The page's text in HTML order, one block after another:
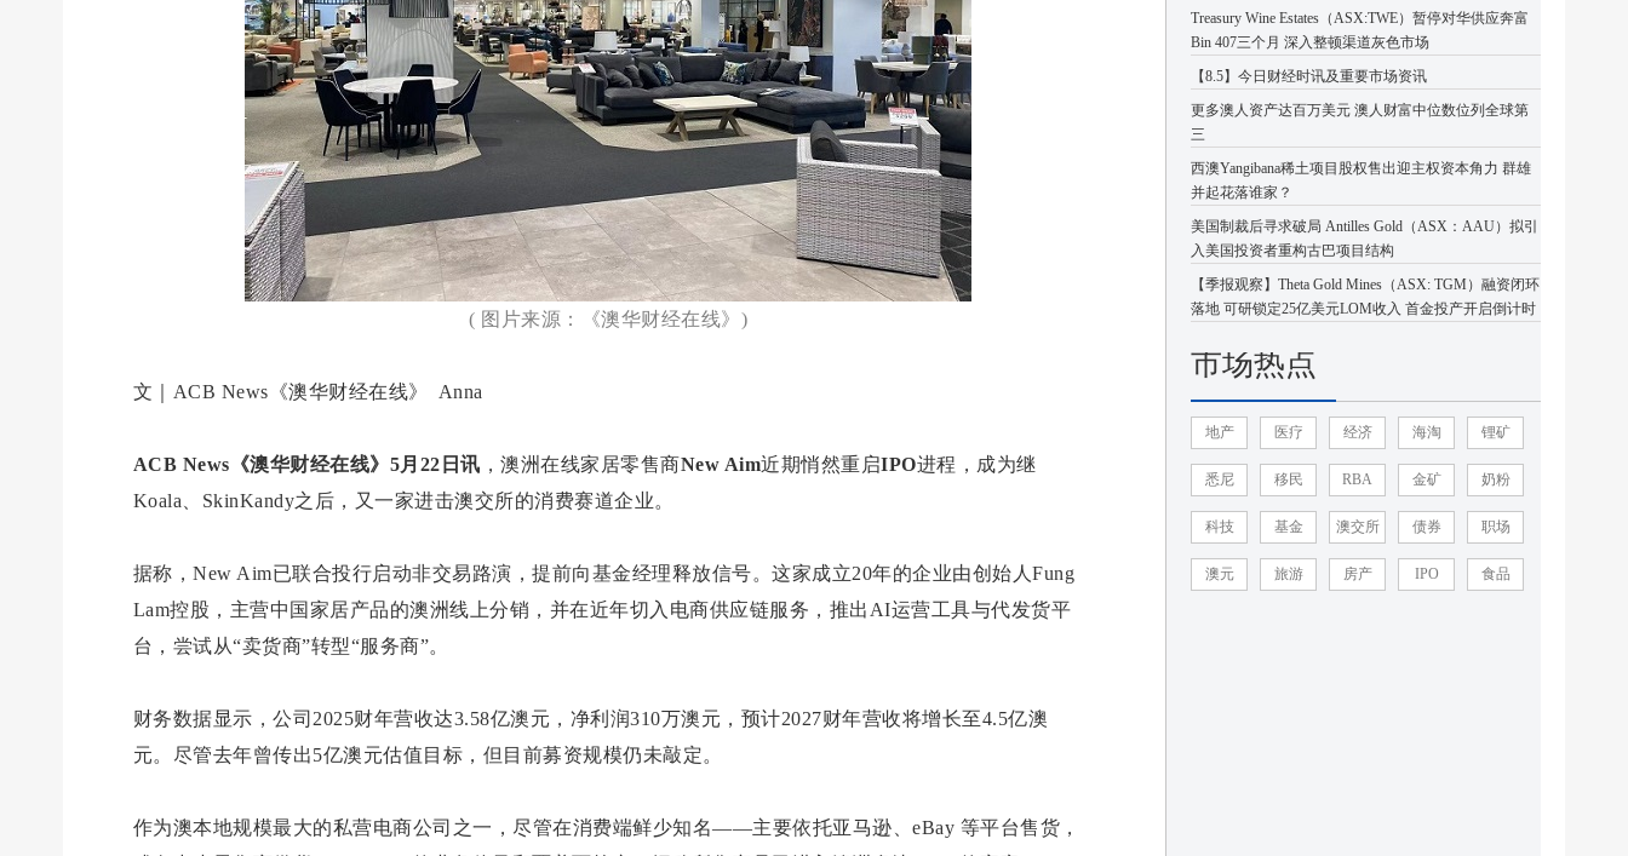
( 图片来源：《澳华财经在线》)
文｜ACB News《澳华财经在线》 Anna
ACB News《澳华财经在线》5月22日讯 ，澳洲在线家居零售商New Aim近期悄然重启IPO进程，成为继
Koala、SkinKandy之后，又一家进击澳交所的消费赛道企业。
据称，New Aim已联合投行启动非交易路演，提前向基金经理释放信号。这家成立20年的企业由创始人Fung
Lam控股，主营中国家居产品的澳洲线上分销，并在近年切入电商供应链服务，推出AI运营工具与代发货平
台，尝试从“卖货商”转型“服务商”。
财务数据显示，公司2025财年营收达3.58亿澳元，净利润310万澳元，预计2027财年营收将增长至4.5亿澳
元。尽管去年曾传出5亿澳元估值目标，但目前募资规模仍未敲定。
作为澳本地规模最大的私营电商公司之一，尽管在消费端鲜少知名——主要依托亚马逊、eBay 等平台售货，
Treasury Wine Estates（ASX:TWE）暂停对华供应奔富
Bin 407三个月 深入整顿渠道灰色市场
【8.5】今日财经时讯及重要市场资讯
更多澳人资产达百万美元 澳人财富中位数位列全球第
三
西澳Yangibana稀土项目股权售出迎主权资本角力 群雄
并起花落谁家？
美国制裁后寻求破局 Antilles Gold（ASX：AAU）拟引
入美国投资者重构古巴项目结构
【季报观察】Theta Gold Mines（ASX: TGM）融资闭环
落地 可研锁定25亿美元LOM收入 首金投产开启倒计时
市场热点
地产 医疗 经济 海淘 锂矿
悉尼 移民 RBA 金矿 奶粉
科技 基金 澳交所 债券 职场
澳元 旅游 房产 IPO 食品